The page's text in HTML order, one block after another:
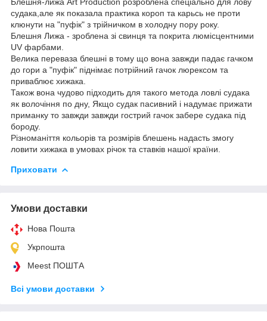
судака,але як показала практика короп та карьсь не проти
клюнути на "пуфік" з трійничком в холодну пору року.
Блешня Лижа - зроблена зі свинця та покрита люмісцентними
UV фарбами.
Велика переваза блешні в тому що вона завжди падає гачком
до гори а "пуфік" піднімає потрійний гачок люрексом та
приваблює хижака.
Також вона чудово підходить для такого метода ловлі судака
як волочіння по дну, Якщо судак пасивний і надумає прижати
приманку то завжди завжди гострий гачок забере судака під
бороду.
Різноманіття кольорів та розмірів блешень надасть змогу
ловити хижака в умовах річок та ставків нашої країни.
Приховати
Умови доставки
Нова Пошта
Укрпошта
Meest ПОШТА
Всі умови доставки